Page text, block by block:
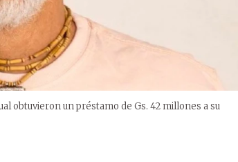
obtuvieron un préstamo de Gs. 42 millones a su